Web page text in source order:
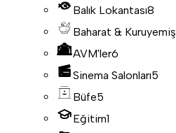
Balık Lokantası8
Baharat & Kuruyemiş
AVM'ler6
Sinema Salonları5
Büfe5
Eğitim1